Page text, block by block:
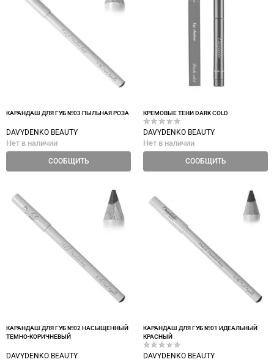
КАРАНДАШ ДЛЯ ГУБ №03 ПЫЛЬНАЯ РОЗА
DAVYDENKO BEAUTY
Нет в наличии
СООБЩИТЬ
КРЕМОВЫЕ ТЕНИ DARK COLD
DAVYDENKO BEAUTY
Нет в наличии
СООБЩИТЬ
КАРАНДАШ ДЛЯ ГУБ №02 НАСЫЩЕННЫЙ
ТЕМНО-КОРИЧНЕВЫЙ
DAVYDENKO BEAUTY
КАРАНДАШ ДЛЯ ГУБ №01 ИДЕАЛЬНЫЙ
КРАСНЫЙ
DAVYDENKO BEAUTY